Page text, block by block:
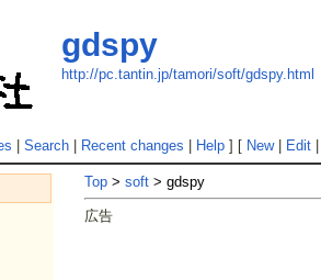
gdspy
http://pc.tantin.jp/tamori/soft/gdspy.html
Search| Recent changes Help] [ New| Edit
Top > soft > gdspy
広告